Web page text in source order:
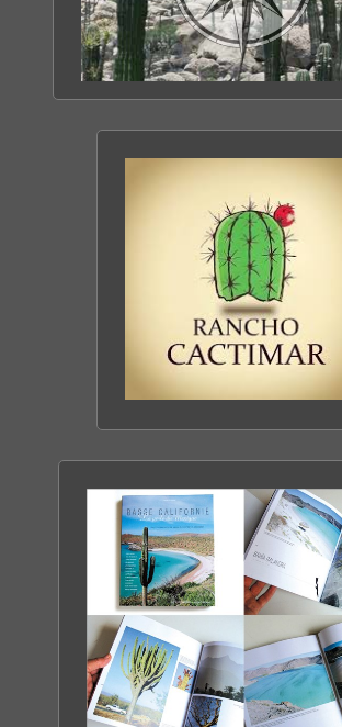
TOUT SAVOIR SUR
LA BASSE
DÉCOUVRIR LE SITE
CACTIMAR ECO-
ENTRE MER &
DÉCOUVRIR LE